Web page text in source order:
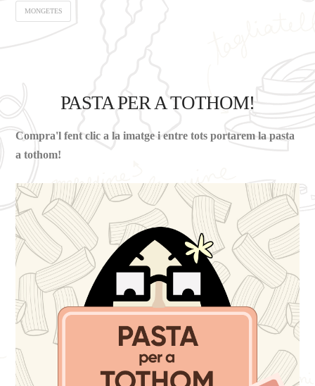
MONGETES
PASTA PER A TOTHOM!
Compra'l fent clic a la imatge i entre tots portarem la pasta
a tothom!